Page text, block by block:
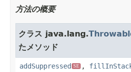
方法の概要
クラス java.lang.
たメソッド
addSuppressed SE ,